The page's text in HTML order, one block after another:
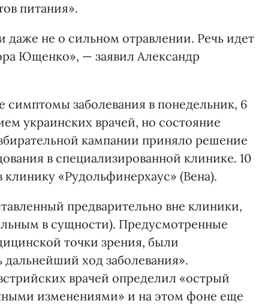
питания».
даже не о сильном отравлении. Речь идет
Ющенко», — заявил Александр
симптомы заболевания в понедельник, 6
украинских врачей, но состояние
кампании приняло решение
в специализированной клинике. 10
«Рудольфинерхаус» (Вена).
предварительно вне клиники,
в сущности). Предусмотренные
точки зрения, были
ход заболевания».
врачей определил «острый
изменениями» и на этом фоне еще